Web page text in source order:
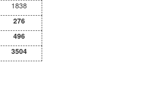
1838
276
496
3504